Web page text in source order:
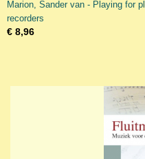
Marion, Sander van - Playing for
recorders
€ 8,96